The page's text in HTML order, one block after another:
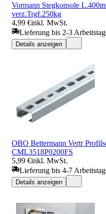
Vormann Stegkonsole
verz.Trgf.250kg
4,99 €inkl. MwSt.
Lieferung bis 2-3
Details anzeigen
OBO Bettermann Vertr
CML3518P0200FS
5,99 €inkl. MwSt.
Lieferung bis 4-7
Details anzeigen